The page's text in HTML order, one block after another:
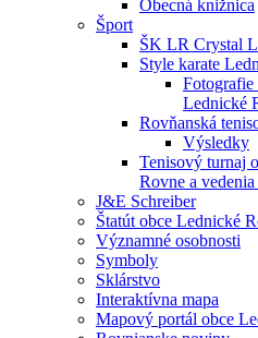
Obecná knižnica
Šport
ŠK LR Crystal
Style karate
Fotografie
Lednické
Rovňanská
Výsledky
Tenisový turnaj
Rovne a
J&E Schreiber
Štatút obce Lednické
Významné osobnosti
Symboly
Sklárstvo
Interaktívna mapa
Mapový portál obce